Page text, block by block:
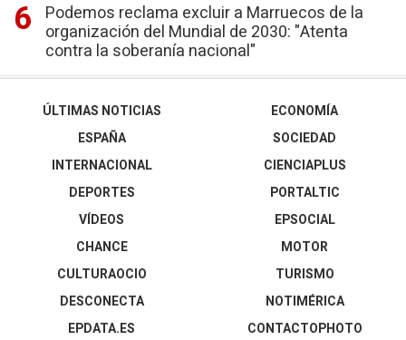
Podemos reclama excluir a Marruecos de la
organización del Mundial de 2030: "Atenta
contra la soberanía nacional"
ÚLTIMAS NOTICIAS
ESPAÑA
INTERNACIONAL
DEPORTES
VÍDEOS
ECONOMÍA
SOCIEDAD
CIENCIAPLUS
PORTALTIC
EPSOCIAL
CHANCE
CULTURAOCIO
DESCONECTA
EPDATA.ES
MOTOR
TURISMO
NOTIMÉRICA
CONTACTOPHOTO